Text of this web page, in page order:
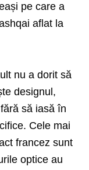
pe care a
aflat la
nu a dorit să
designul,
să iasă în
Cele mai
francez sunt
optice au